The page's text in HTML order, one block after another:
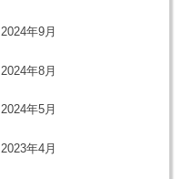
2024年9月
2024年8月
2024年5月
2023年4月